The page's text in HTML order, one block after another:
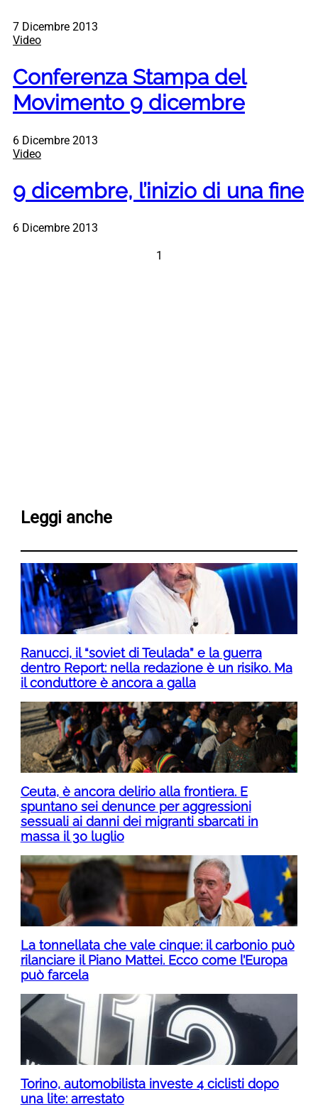
7 Dicembre 2013
Video
Conferenza Stampa del
Movimento 9 dicembre
6 Dicembre 2013
Video
9 dicembre, l’inizio di una fine
6 Dicembre 2013
1
Leggi anche
Ranucci, il “soviet di Teulada” e la guerra
dentro Report: nella redazione è un risiko. Ma
il conduttore è ancora a galla
Ceuta, è ancora delirio alla frontiera. E
spuntano sei denunce per aggressioni
sessuali ai danni dei migranti sbarcati in
massa il 30 luglio
La tonnellata che vale cinque: il carbonio può
rilanciare il Piano Mattei. Ecco come l’Europa
può farcela
Torino, automobilista investe 4 ciclisti dopo
una lite: arrestato